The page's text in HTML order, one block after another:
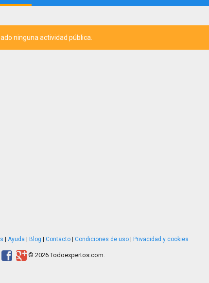
ninguna actividad pública.
Ayuda Blog Contacto Condiciones de uso Privacidad y cookies
© 2026 Todoexpertos.com.